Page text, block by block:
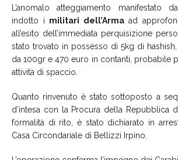
L’anomalo atteggiamento manifestato
indotto i militari dell’Armaad
all’esito dell’immediata perquisizione
stato trovato in possesso di 5kg di
da 100gr e 470 euro in contanti, probabile
attività di spaccio.
Quanto rinvenuto è stato sottoposto a
d’intesa con la Procura della Repubblica
formalità di rito, è stato dichiarato in
Casa Circondariale di Bellizzi Irpino.